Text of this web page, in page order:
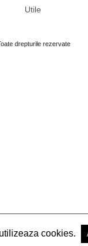
Utile
drepturile rezervate
cookies.